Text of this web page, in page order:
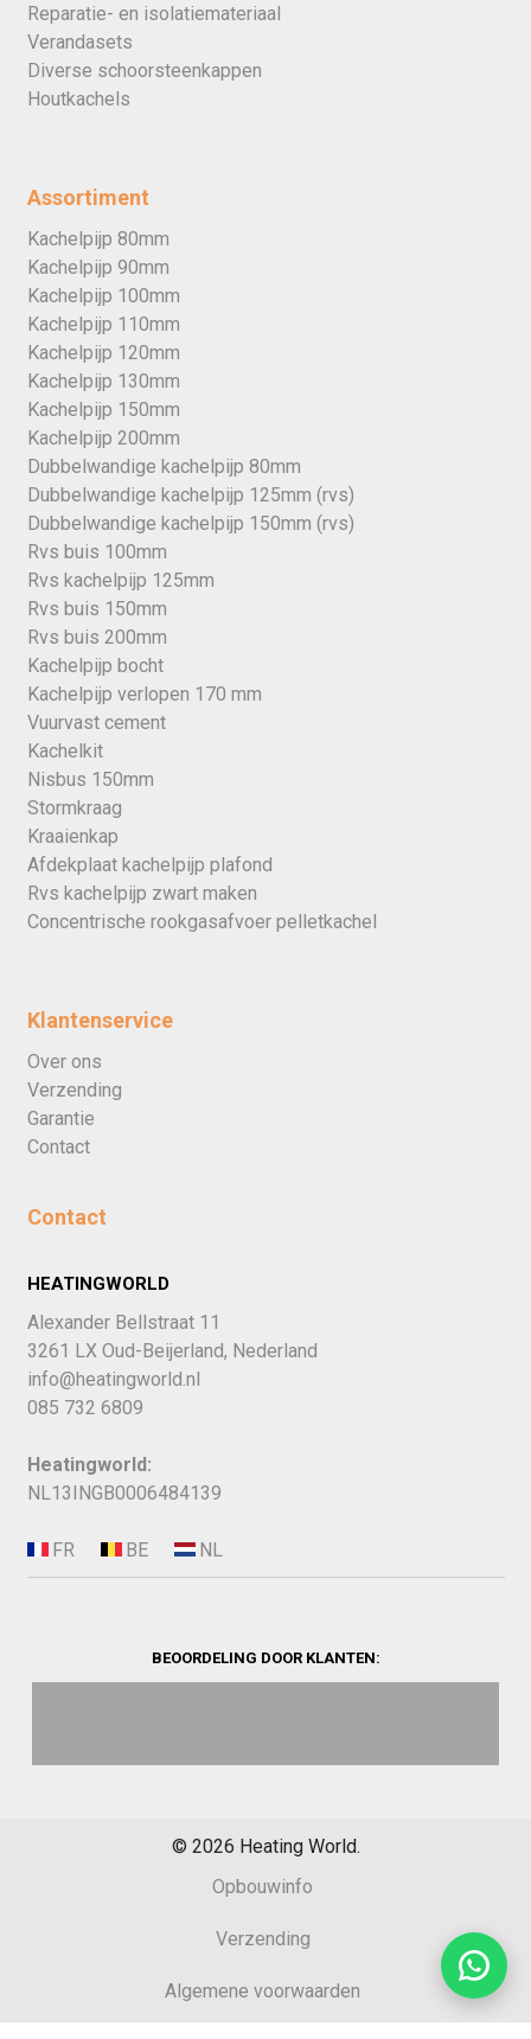
Reparatie- en isolatiemateriaal
Verandasets
Diverse schoorsteenkappen
Houtkachels
Assortiment
Kachelpijp 80mm
Kachelpijp 90mm
Kachelpijp 100mm
Kachelpijp 110mm
Kachelpijp 120mm
Kachelpijp 130mm
Kachelpijp 150mm
Kachelpijp 200mm
Dubbelwandige kachelpijp 80mm
Dubbelwandige kachelpijp 125mm (rvs)
Dubbelwandige kachelpijp 150mm (rvs)
Rvs buis 100mm
Rvs kachelpijp 125mm
Rvs buis 150mm
Rvs buis 200mm
Kachelpijp bocht
Kachelpijp verlopen 170 mm
Vuurvast cement
Kachelkit
Nisbus 150mm
Stormkraag
Kraaienkap
Afdekplaat kachelpijp plafond
Rvs kachelpijp zwart maken
Concentrische rookgasafvoer pelletkachel
Klantenservice
Over ons
Verzending
Garantie
Contact
Contact
HEATINGWORLD
Alexander Bellstraat 11
3261 LX Oud-Beijerland, Nederland
info@heatingworld.nl
085 732 6809
Heatingworld:
NL13INGB0006484139
BEOORDELING DOOR KLANTEN:
© 2026 Heating World.
Opbouwinfo
Verzending
Algemene voorwaarden